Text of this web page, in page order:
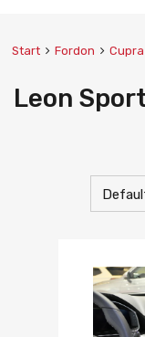
Start Fordon Cupra
Leon